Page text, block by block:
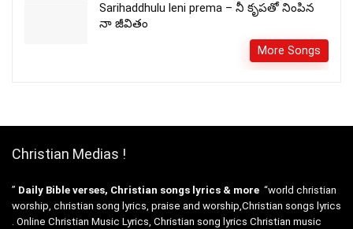
Sarihaddhulu leni prema – నీ కృపతో నింపిన
నా జీవితం
More Songs
Christian Medias !
” Daily Bible verses, Christian songs lyrics & more “world christian
worship, christian song lyrics, praise and worship,Christian songs lyrics
. Online Christian Music Lyrics, Christian song lyrics Christian music